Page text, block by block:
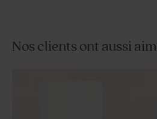
Nos clients ont aussi